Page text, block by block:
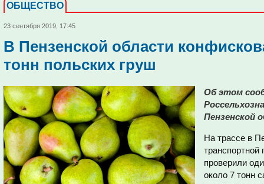
ОБЩЕСТВО
23 сентября 2019, 17:45
В Пензенской области
тонн польских груш
Об этом
Пензенской
На трассе в
транспортной
проверили
около 7 тонн